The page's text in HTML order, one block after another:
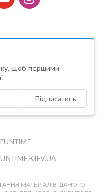
щоб першими
Підписатись
МАТЕРІАЛІВ ДАНОГО